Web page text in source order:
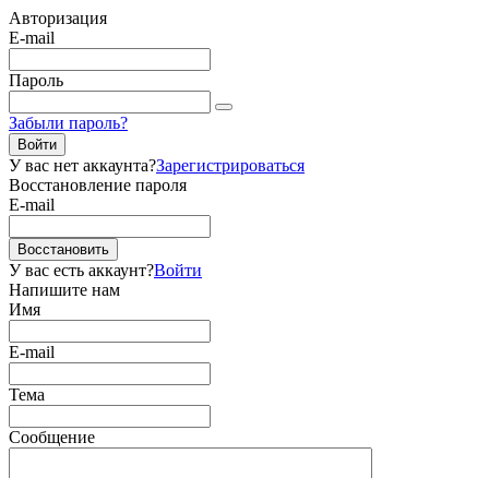
Авторизация
E-mail
Пароль
Забыли пароль?
Войти
У вас нет аккаунта?Зарегистрироваться
Восстановление пароля
E-mail
Восстановить
У вас есть аккаунт?Войти
Напишите нам
Имя
E-mail
Тема
Сообщение